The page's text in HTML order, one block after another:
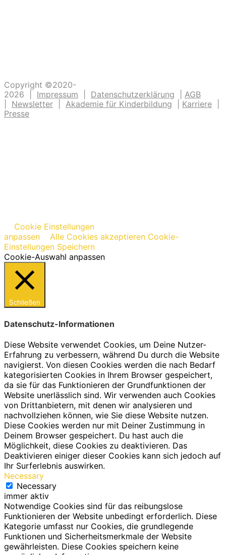
Copyright ©2020-
2026 | Impressum Datenschutzerklärung
AGB
Newsletter Akademie für Kinderbildung Karriere
Presse
Cookie Einstellungen
anpassen
Alle Cookies akzeptieren Cookie-
Einstellungen Speichern
Cookie-Auswahl anpassen
Schließen
Datenschutz-Informationen
Diese Website verwendet Cookies, um Deine Nutzer-
Erfahrung zu verbessern, während Du durch die Website
navigierst. Von diesen Cookies werden die nach Bedarf
kategorisierten Cookies in Ihrem Browser gespeichert,
da sie für das Funktionieren der Grundfunktionen der
Website unerlässlich sind. Wir verwenden auch Cookies
von Drittanbietern, mit denen wir analysieren und
nachvollziehen können, wie Sie diese Website nutzen.
Diese Cookies werden nur mit Deiner Zustimmung in
Deinem Browser gespeichert. Du hast auch die
Möglichkeit, diese Cookies zu deaktivieren. Das
Deaktivieren einiger dieser Cookies kann sich jedoch auf
Ihr Surferlebnis auswirken.
Necessary
Necessary
immer aktiv
Notwendige Cookies sind für das reibungslose
Funktionieren der Website unbedingt erforderlich. Diese
Kategorie umfasst nur Cookies, die grundlegende
Funktionen und Sicherheitsmerkmale der Website
gewährleisten. Diese Cookies speichern keine